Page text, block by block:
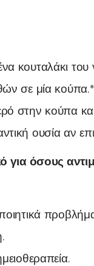
κουταλάκι του
σε μία
στην κούπα και
ουσία αν
για όσους